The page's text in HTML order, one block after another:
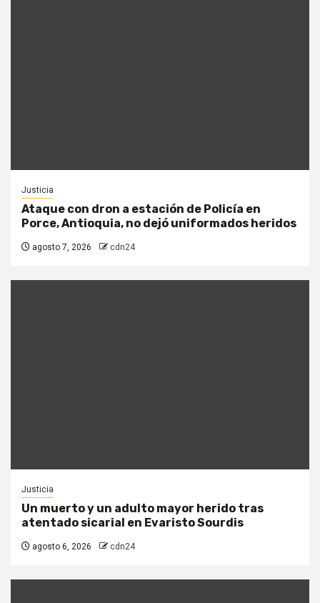
Justicia
Ataque con dron a estación de Policía en
Porce, Antioquia, no dejó uniformados heridos
agosto 7, 2026 cdn24
Justicia
Un muerto y un adulto mayor herido tras
atentado sicarial en Evaristo Sourdis
agosto 6, 2026 cdn24